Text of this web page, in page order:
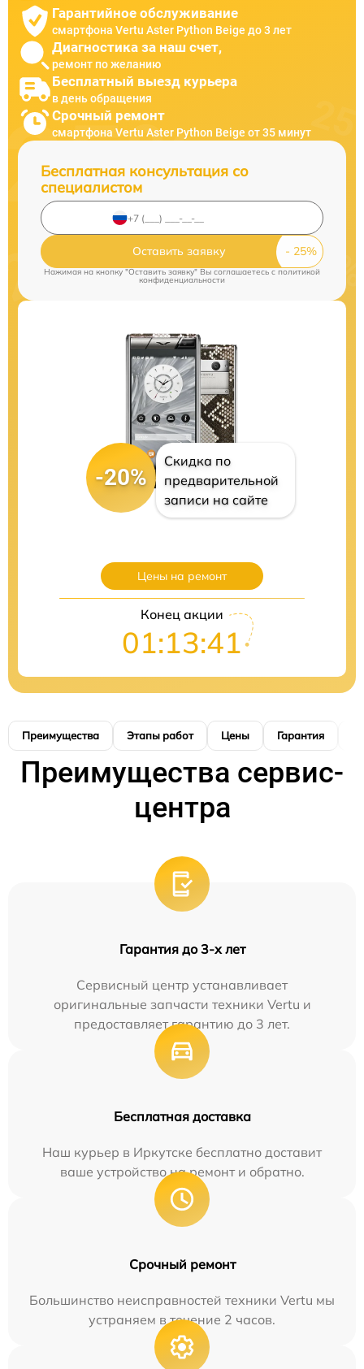
Гарантийное обслуживание
смартфона Vertu Aster Python Beige до 3 лет
Диагностика за наш счет,
ремонт по желанию
Бесплатный выезд курьера
в день обращения
Срочный ремонт
смартфона Vertu Aster Python Beige от 35 минут
Бесплатная консультация со
специалистом
Оставить заявку
Нажимая на кнопку "Оставить заявку" Вы соглашаетесь cполитикой
конфиденциальности
-20%
Скидка по
предварительной
записи на сайте
Цены на ремонт
Конец акции
01:13:40
Преимущества Этапы работ Цены Гарантия
Преимущества сервис-
центра
Гарантия до 3-х лет
Сервисный центр устанавливает
оригинальные запчасти техники Vertu и
предоставляет гарантию до 3 лет.
Бесплатная доставка
Наш курьер в Иркутске бесплатно доставит
ваше устройство на ремонт и обратно.
Срочный ремонт
Большинство неисправностей техники Vertu мы
устраняем в течение 2 часов.